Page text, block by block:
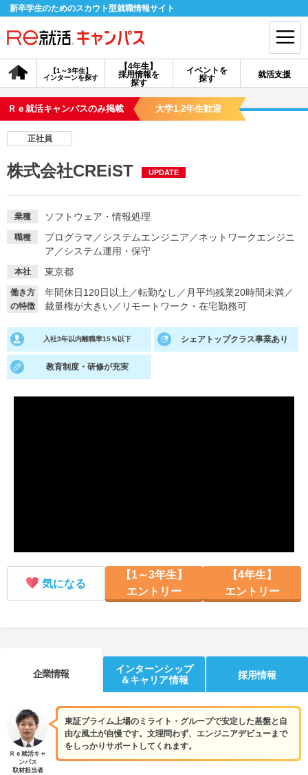
新卒学生のためのスカウト型就職情報サイト
【4年生】
採用情報を
探す
【1～3年生】
インターンを探す
イベントを
探す
就活支援
会員登録 ログイン
会員ID・パスワードを忘れた方はこちら
探す
イベントを探す スカウト
就活ノウハウ・サポート
就活支援
就活ノウハウが満載！
就活コラム
お役立ち記事・相談室など
Ｒｅ就活キャンパスのみ掲載 大学1,2年生歓迎
正社員
株式会社CREiST UPDATE
業種 ソフトウェア・情報処理
職種 プログラマ ／システムエンジニア ／ネットワークエンジニ
ア ／システム運用・保守
本社 東京都
働き方
の特徴
年間休日120日以上 ／転勤なし ／ 月平均残業20時間未満／
裁量権が大きい／ リモートワーク・在宅勤務可
入社3年以内離職率15％以下 シェアトップクラス事業あり
教育制度・研修が充実
気になる
【1～3年生】
エントリー
【4年生】
エントリー
企業情報
インターンシップ
＆キャリア情報
採用情報
東証プライム上場のミライト・グループで安定した基盤と自
由な風土が自慢です。文理問わず、エンジニアデビューまで
をしっかりサポートしてくれます。
Ｒｅ就活キャ
ンパス
取材担当者